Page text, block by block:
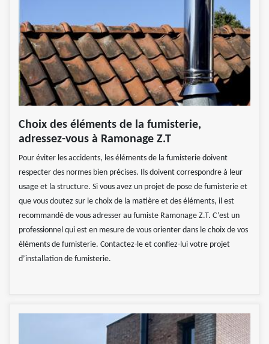
Choix des éléments de la fumisterie,
adressez-vous à Ramonage Z.T
Pour éviter les accidents, les éléments de la fumisterie doivent
respecter des normes bien précises. Ils doivent correspondre à leur
usage et la structure. Si vous avez un projet de pose de fumisterie et
que vous doutez sur le choix de la matière et des éléments, il est
recommandé de vous adresser au fumiste Ramonage Z.T. C’est un
professionnel qui est en mesure de vous orienter dans le choix de vos
éléments de fumisterie. Contactez-le et confiez-lui votre projet
d’installation de fumisterie.